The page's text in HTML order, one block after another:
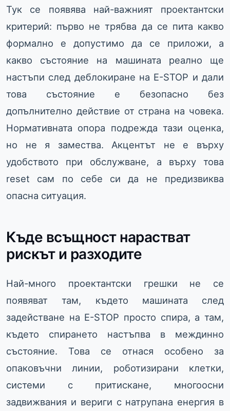
Тук се появява най-важният проектантски
критерий: първо не трябва да се пита какво
формално е допустимо да се приложи, а
какво състояние на машината реално ще
настъпи след деблокиране на E-STOP и дали
това състояние е безопасно без
допълнително действие от страна на човека.
Нормативната опора подрежда тази оценка,
но не я замества. Акцентът не е върху
удобството при обслужване, а върху това
reset сам по себе си да не предизвиква
опасна ситуация.
Къде всъщност нарастват
рискът и разходите
Най-много проектантски грешки не се
появяват там, където машината след
задействане на E-STOP просто спира, а там,
където спирането настъпва в междинно
състояние. Това се отнася особено за
опаковъчни линии, роботизирани клетки,
системи с притискане, многоосни
задвижвания и вериги с натрупана енергия в